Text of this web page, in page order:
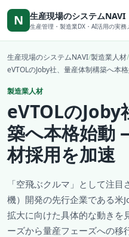
本文へ移動
N 生産現場のシステムNAVI
生産管理・製造業DX・AI活用の実務
生産現場のシステムNAVI/製造業人材/
eVTOLのJoby社、量産体制構築へ本
製造業人材
eVTOLのJoby
築へ本格始動
材採用を加速
「空飛ぶクルマ」として注
機）開発の先行企業である米
拡大に向けた具体的な動きを
ーズから量産フェーズへの移